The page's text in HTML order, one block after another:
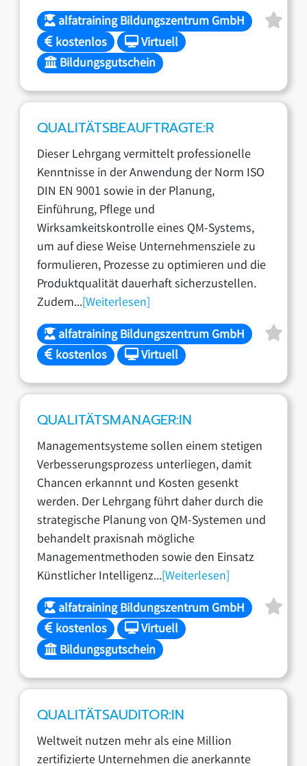
alfatraining Bildungszentrum GmbH
kostenlos
Virtuell
Bildungsgutschein
QUALITÄTSBEAUFTRAGTE:R
Dieser Lehrgang vermittelt professionelle
Kenntnisse in der Anwendung der Norm ISO
DIN EN 9001 sowie in der Planung,
Einführung, Pflege und
Wirksamkeitskontrolle eines QM-Systems,
um auf diese Weise Unternehmensziele zu
formulieren, Prozesse zu optimieren und die
Produktqualität dauerhaft sicherzustellen.
Zudem...[Weiterlesen]
alfatraining Bildungszentrum GmbH
kostenlos
Virtuell
QUALITÄTSMANAGER:IN
Managementsysteme sollen einem stetigen
Verbesserungsprozess unterliegen, damit
Chancen erkannnt und Kosten gesenkt
werden. Der Lehrgang führt daher durch die
strategische Planung von QM-Systemen und
behandelt praxisnah mögliche
Managementmethoden sowie den Einsatz
Künstlicher Intelligenz...[Weiterlesen]
alfatraining Bildungszentrum GmbH
kostenlos
Virtuell
Bildungsgutschein
QUALITÄTSAUDITOR:IN
Weltweit nutzen mehr als eine Million
zertifizierte Unternehmen die anerkannte